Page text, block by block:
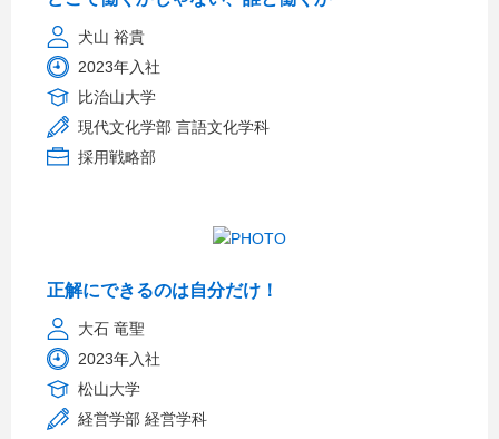
犬山 裕貴
2023年入社
比治山大学
現代文化学部 言語文化学科
採用戦略部
正解にできるのは自分だけ！
大石 竜聖
2023年入社
松山大学
経営学部 経営学科